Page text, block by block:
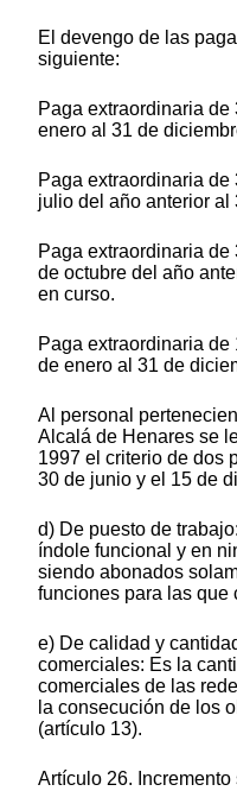
El devengo de las
siguiente:
Paga extraordinaria
enero al 31 de
Paga extraordinaria
julio del año anterior al
Paga extraordinaria
de octubre del año
en curso.
Paga extraordinaria
de enero al 31 de
Al personal
Alcalá de Henares se
1997 el criterio de dos
30 de junio y el 15 de
d) De puesto de
índole funcional y en
siendo abonados
funciones para las que
e) De calidad y
comerciales: Es la
comerciales de las
la consecución de los
(artículo 13).
Artículo 26. Incremento